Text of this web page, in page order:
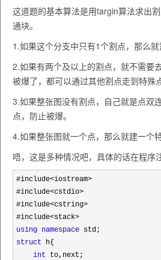
这道题的基本算法是用targin算法求出
通块。
1.如果这个分支中只有1个割点，那么就
2.如果有两个及以上的割点，就不需要
被爆了，都可以通过其他割点走到特殊点
3.如果整张图没有割点，自己就是点双
点，防止被爆。
4.如果整张图就一个点，那么就建一个特
唔，这是多种情况吧，具体的话在程序
#include<iostream>
#include<cstdio>
#include<cstring>
#include
using namespace
struct h{
int to,next;